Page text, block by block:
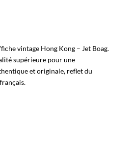
vintage Hong Kong – Jet Boag.
supérieure pour une
et originale, reflet du